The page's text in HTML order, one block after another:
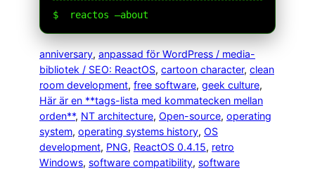
$ reactos –about
anniversary, anpassad för WordPress / media-
bibliotek / SEO: ReactOS, cartoon character, clean
room development, free software, geek culture
Här är en **tags-lista med kommatecken mellan
orden**, NT architecture, Open-source, operating
system, operating systems history, OS
development, PNG, ReactOS 0.4.15, retro
Windows, software compatibility, software